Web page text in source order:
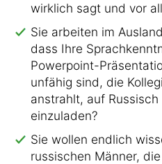
wirklich sagt und vor
Sie arbeiten im
dass Ihre
Powerpoint-
unfähig sind, die
anstrahlt, auf
einzuladen?
Sie wollen endlich
russischen Männer,